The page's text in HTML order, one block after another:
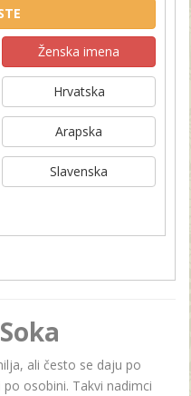
Ženska imena
Hrvatska
Arapska
Slavenska
ali često se daju po
osobini. Takvi nadimci